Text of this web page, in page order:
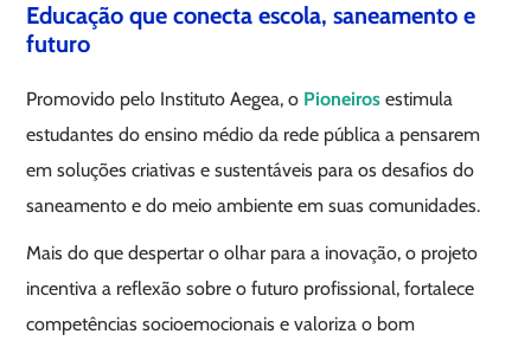
Educação que conecta escola, saneamento e
futuro
Promovido pelo Instituto Aegea, o Pioneiros estimula
estudantes do ensino médio da rede pública a pensarem
em soluções criativas e sustentáveis para os desafios do
saneamento e do meio ambiente em suas comunidades.
Mais do que despertar o olhar para a inovação, o projeto
incentiva a reflexão sobre o futuro profissional, fortalece
competências socioemocionais e valoriza o bom